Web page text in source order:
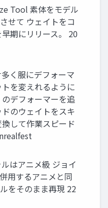
Tool 素体をモデル
せて ウェイトをコ
期にリリース。 20
く服にデフォーマ
を変えれるように
デフォーマーを追
のウェイトをスキ
して作業スピード
はアニメ級 ジョイ
用するアニメと同
をそのまま再現 22